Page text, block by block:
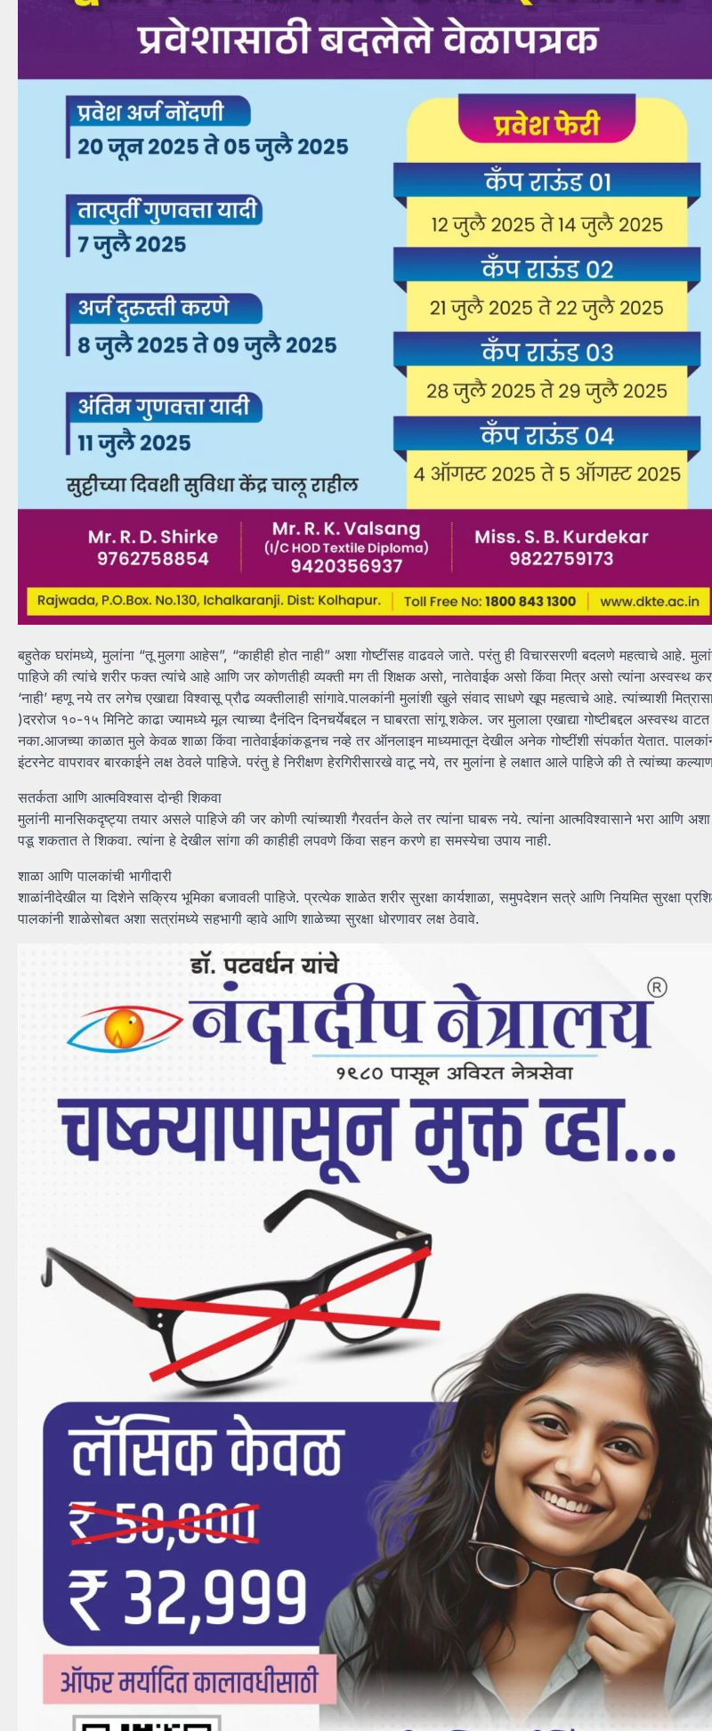
बहुतेक घरांमध्ये, मुलांना “तू मुलगा आहेस”, “काहीही होत नाही” अशा गोष्टींसह वाढवले ​​जाते. परंतु ही विचारसरणी बदलणे महत्वाचे आहे.
पाहिजे की त्यांचे शरीर फक्त त्यांचे आहे आणि जर कोणतीही व्यक्ती मग ती शिक्षक असो, नातेवाईक असो किंवा मित्र असो त्यांना अस्वस्थ
‘नाही’ म्हणू नये तर लगेच एखाद्या विश्वासू प्रौढ व्यक्तीलाही सांगावे.पालकांनी मुलांशी खुले संवाद साधणे खूप महत्वाचे आहे. त्यांच्याशी
)दररोज १०-१५ मिनिटे काढा ज्यामध्ये मूल त्याच्या दैनंदिन दिनचर्येबद्दल न घाबरता सांगू शकेल. जर मुलाला एखाद्या गोष्टीबद्दल अस्वस्थ
नका.आजच्या काळात मुले केवळ शाळा किंवा नातेवाईकांकडूनच नव्हे तर ऑनलाइन माध्यमातून देखील अनेक गोष्टींशी संपर्कात येतात.
इंटरनेट वापरावर बारकाईने लक्ष ठेवले पाहिजे. परंतु हे निरीक्षण हेरगिरीसारखे वाटू नये, तर मुलांना हे लक्षात आले पाहिजे की ते त्यांच्या
सतर्कता आणि आत्मविश्वास दोन्ही शिकवा
मुलांनी मानसिकदृष्ट्या तयार असले पाहिजे की जर कोणी त्यांच्याशी गैरवर्तन केले तर त्यांना घाबरू नये. त्यांना आत्मविश्वासाने भरा आणि
पडू शकतात ते शिकवा. त्यांना हे देखील सांगा की काहीही लपवणे किंवा सहन करणे हा समस्येचा उपाय नाही.
शाळा आणि पालकांची भागीदारी
शाळांनीदेखील या दिशेने सक्रिय भूमिका बजावली पाहिजे. प्रत्येक शाळेत शरीर सुरक्षा कार्यशाळा, समुपदेशन सत्रे आणि नियमित सुरक्षा
पालकांनी शाळेसोबत अशा सत्रांमध्ये सहभागी व्हावे आणि शाळेच्या सुरक्षा धोरणावर लक्ष ठेवावे.